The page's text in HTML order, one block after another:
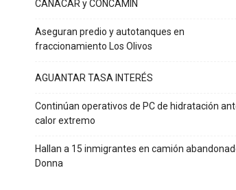
CANACAR y CONCAMIN
Aseguran predio y autotanques en
fraccionamiento Los Olivos
AGUANTAR TASA INTERÉS
Continúan operativos de PC de hidratación
calor extremo
Hallan a 15 inmigrantes en camión
Donna